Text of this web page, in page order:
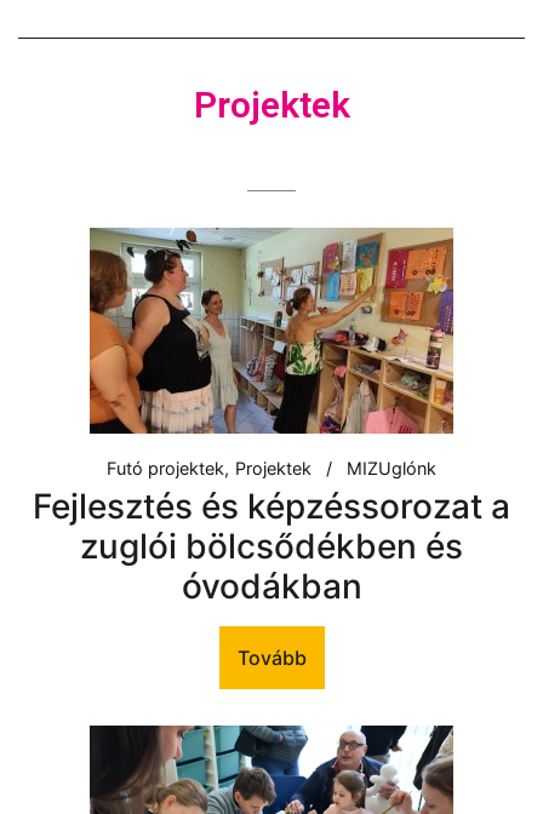
Projektek
Futó projektek Projektek MIZUglónk
Fejlesztés és képzéssorozat a
zuglói bölcsődékben és
óvodákban
Tovább